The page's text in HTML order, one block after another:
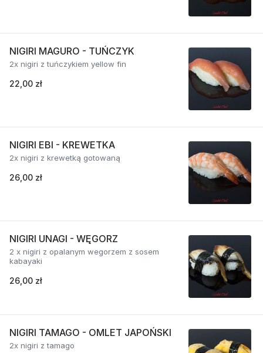
NIGIRI MAGURO - TUŃCZYK
2x nigiri z tuńczykiem yellow fin
22,00 zł
NIGIRI EBI - KREWETKA
2x nigiri z krewetką gotowaną
26,00 zł
NIGIRI UNAGI - WĘGORZ
2 x nigiri z opalanym wegorzem z sosem
kabayaki
26,00 zł
NIGIRI TAMAGO - OMLET JAPOŃSKI
2x nigiri z tamago